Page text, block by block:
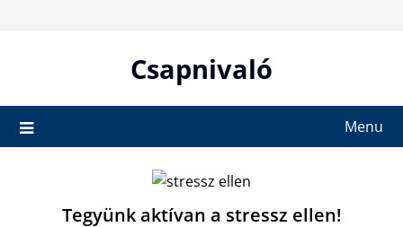
Csapnivaló
Menu
Tegyünk aktívan a stressz ellen!